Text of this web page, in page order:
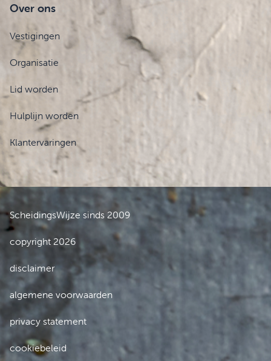
Over ons
Vestigingen
Organisatie
Lid worden
Hulplijn worden
Klantervaringen
ScheidingsWijze sinds 2009
copyright 2026
disclaimer
algemene voorwaarden
privacy statement
cookiebeleid